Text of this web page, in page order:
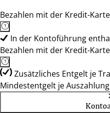
Bezahlen mit der Kredit-
In der Kontoführung
Bezahlen mit der Kredit-
Zusätzliches Entgelt je
Mindestentgelt je